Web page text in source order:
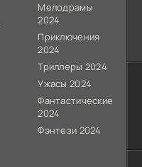
Мелодрамы
2024
Приключения
2024
Триллеры 2024
Ужасы 2024
Фантастические
2024
Фэнтези 2024